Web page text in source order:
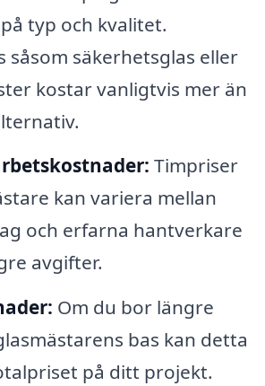
typ och kvalitet.
såsom säkerhetsglas eller
kostar vanligtvis mer än
Timpriser
kan variera mellan
och erfarna hantverkare
avgifter.
Om du bor längre
bas kan detta
på ditt projekt.